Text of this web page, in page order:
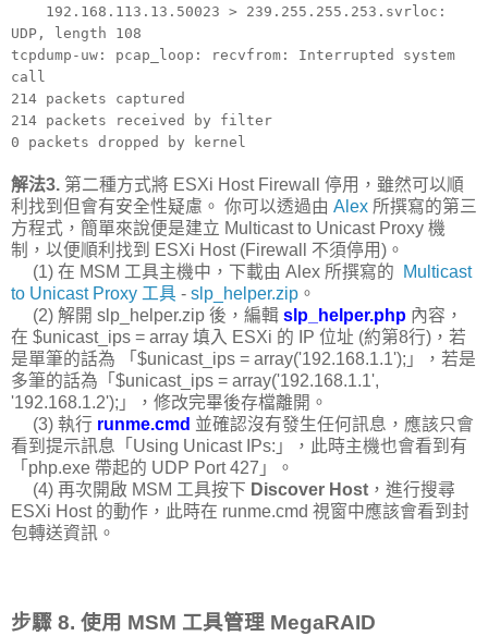
192.168.113.13.50023 > 239.255.255.253.svrloc:
UDP, length 108
tcpdump-uw: pcap_loop: recvfrom: Interrupted system
call
214 packets captured
214 packets received by filter
0 packets dropped by kernel
解法3. 第二種方式將 ESXi Host Firewall 停用，雖然可以順
利找到但會有安全性疑慮。 你可以透過由 Alex 所撰寫的第三
方程式，簡單來說便是建立 Multicast to Unicast Proxy 機
制，以便順利找到 ESXi Host (Firewall 不須停用)。
(1) 在 MSM 工具主機中，下載由 Alex 所撰寫的
Multicast
to Unicast Proxy 工具 - slp_helper.zip 。
(2) 解開 slp_helper.zip 後，編輯 slp_helper.php 內容，
在 $unicast_ips = array 填入 ESXi 的 IP 位址 (約第8行)，若
是單筆的話為 「$unicast_ips = array('192.168.1.1');」，若是
多筆的話為「$unicast_ips = array('192.168.1.1',
'192.168.1.2');」，修改完畢後存檔離開。
(3) 執行 runme.cmd 並確認沒有發生任何訊息，應該只會
看到提示訊息「Using Unicast IPs:」，此時主機也會看到有
「php.exe 帶起的 UDP Port 427」。
(4) 再次開啟 MSM 工具按下 Discover Host ，進行搜尋
ESXi Host 的動作，此時在 runme.cmd 視窗中應該會看到封
包轉送資訊。
步驟 8. 使用 MSM 工具管理 MegaRAID